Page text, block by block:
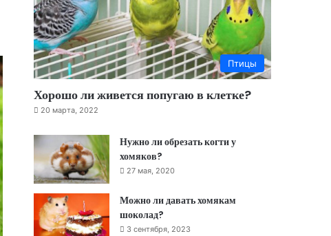
Птицы
Хорошо ли живется попугаю в клетке?
20 марта, 2022
Нужно ли обрезать когти у
хомяков?
27 мая, 2020
Можно ли давать хомякам
шоколад?
3 сентября, 2023